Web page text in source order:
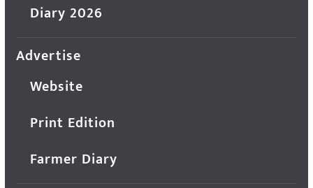
Diary 2026
Advertise
Website
Print Edition
Farmer Diary